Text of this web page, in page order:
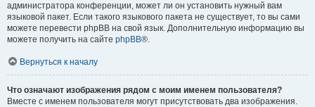
администратора конференции, может ли он установить нужный вам
языковой пакет. Если такого языкового пакета не существует, то вы сами
можете перевести phpBB на свой язык. Дополнительную информацию вы
можете получить на сайте phpBB®.
Вернуться к началу
Что означают изображения рядом с моим именем пользователя?
Вместе с именем пользователя могут присутствовать два изображения.